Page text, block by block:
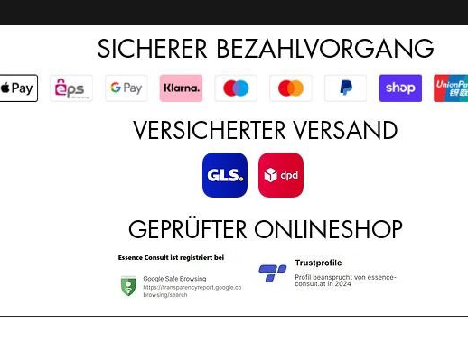
SICHERER BEZAHLVORGANG
VERSICHERTER VERSAND
GEPRÜFTER ONLINESHOP